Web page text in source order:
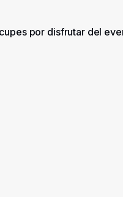
por disfrutar del